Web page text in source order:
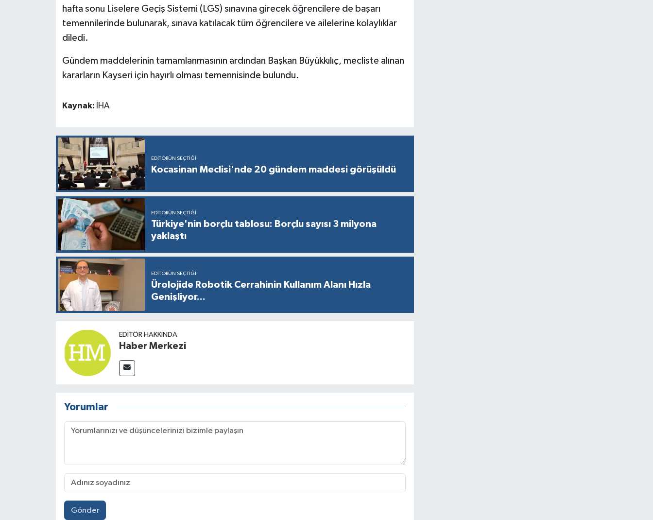
hafta sonu Liselere Geçiş Sistemi (LGS) sınavına girecek öğrencilere de başarı
temennilerinde bulunarak, sınava katılacak tüm öğrencilere ve ailelerine kolaylıklar
diledi.
Gündem maddelerinin tamamlanmasının ardından Başkan Büyükkılıç, mecliste alınan
kararların Kayseri için hayırlı olması temennisinde bulundu.
Kaynak: İHA
EDITÖRÜN SEÇTIĞI
Kocasinan Meclisi'nde 20 gündem maddesi görüşüldü
EDITÖRÜN SEÇTIĞI
Türkiye'nin borçlu tablosu: Borçlu sayısı 3 milyona
yaklaştı
EDITÖRÜN SEÇTIĞI
Ürolojide Robotik Cerrahinin Kullanım Alanı Hızla
Genişliyor...
EDITÖR HAKKINDA
Haber Merkezi
Yorumlar
Gönder